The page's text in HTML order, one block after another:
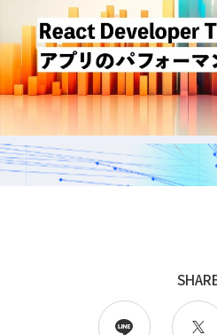
ニュース
プロダクト / 技術
採用
WingArc BASEとは